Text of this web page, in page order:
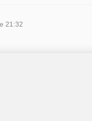
21:32